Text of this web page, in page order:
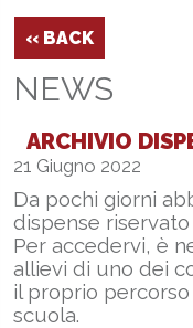
‹‹ BACK
NEWS
ARCHIVIO
21 Giugno 2022
Da pochi giorni
dispense
Per accedervi, è
allievi di uno dei
il proprio
scuola.